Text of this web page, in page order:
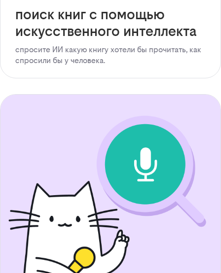
поиск книг с помощью
искусственного интеллекта
спросите ИИ какую книгу хотели бы прочитать, как
спросили бы у человека.